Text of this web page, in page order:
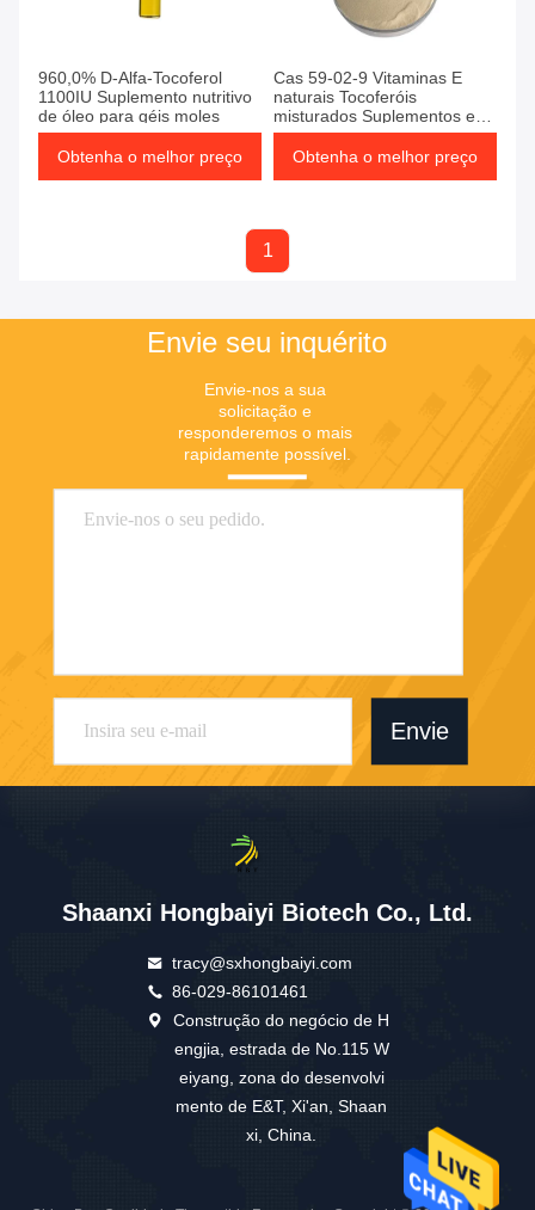
960,0% D-Alfa-Tocoferol
1100IU Suplemento nutritivo
de óleo para géis moles
Obtenha o melhor preço
Cas 59-02-9 Vitaminas E
naturais Tocoferóis
misturados Suplementos em
pó para a pele
Obtenha o melhor preço
1
Envie seu inquérito
Envie-nos a sua
solicitação e
responderemos o mais
rapidamente possível.
Envie
Shaanxi Hongbaiyi Biotech Co., Ltd.
tracy@sxhongbaiyi.com
86-029-86101461
Construção do negócio de H
engjia, estrada de No.115 W
eiyang, zona do desenvolvi
mento de E&T, Xi'an, Shaan
xi, China.